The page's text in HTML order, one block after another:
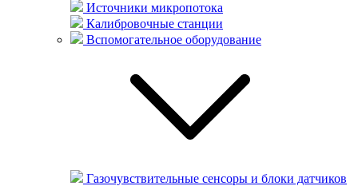
Источники микропотока
Калибровочные станции
Вспомогательное оборудование
Газочувствительные сенсоры и блоки датчиков